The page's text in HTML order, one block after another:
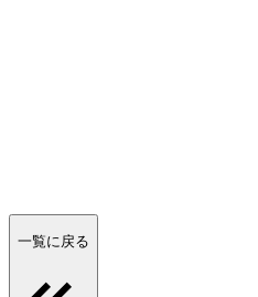
一覧に戻る